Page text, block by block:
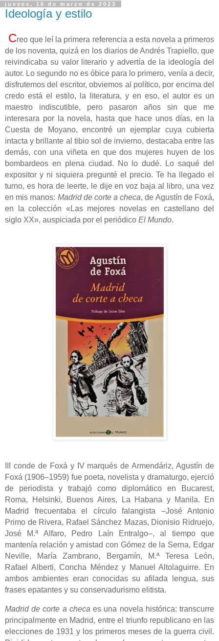
jueves, 16 de marzo de 2023
Ideología y estilo
Creo que leí la primera referencia a esta novela a primeros
de los noventa, quizá en los diarios de Andrés Trapiello, que
reivindicaba su valor literario y advertía de la ideología del
autor. Lo segundo no es óbice para lo primero, venía a decir,
disfrutemos del escritor, obviemos al político, por encima del
credo está el estilo, la literatura, y en eso, el autor es un
maestro indiscutible, pero pasaron años sin que me
interesara por la novela, hasta que hace unos días, en la
Cuesta de Moyano, encontré un ejemplar cuya cubierta
intacta y brillante al tibio sol de invierno, destacaba entre las
demás, con una viñeta en que dos mujeres huyen de los
bombardeos en plena ciudad. No lo dudé. Lo saqué del
expositor y ni siquiera pregunté el precio. Te ha llegado el
turno, es hora de leerte, le dije en voz baja al libro, una vez
en mis manos: Madrid de corte a checa, de Agustín de Foxá,
en la colección «Las mejores novelas en castellano del
siglo XX», auspiciada por el periódico El Mundo.
III conde de Foxá y IV marqués de Armendáriz, Agustín de
Foxá (1906‒1959) fue poeta, novelista y dramaturgo, ejerció
de periodista y trabajó como diplomático en Bucarest,
Roma, Helsinki, Buenos Aires, La Habana y Manila. En
Madrid frecuentaba el círculo falangista ‒José Antonio
Primo de Rivera, Rafael Sánchez Mazas, Dionisio Ridruejo,
José M.ª Alfaro, Pedro Laín Entralgo‒, al tiempo que
mantenía relación y amistad con Gómez de la Serna, Edgar
Neville, María Zambrano, Bergamín, M.ª Teresa León,
Rafael Alberti, Concha Méndez y Manuel Altolaguirre. En
ambos ambientes eran conocidas su afilada lengua, sus
frases epatantes y su conservadurismo elitista.
Madrid de corte a checa es una novela histórica: transcurre
principalmente en Madrid, entre el triunfo republicano en las
elecciones de 1931 y los primeros meses de la guerra civil.